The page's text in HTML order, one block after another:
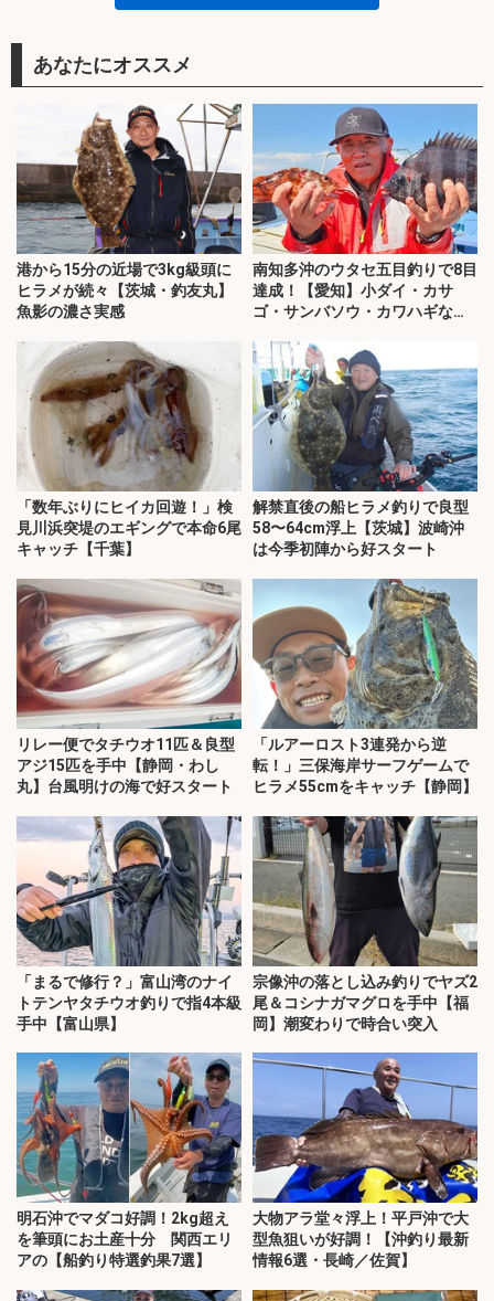
あなたにオススメ
港から15分の近場で3kg級頭に
ヒラメが続々【茨城・釣友丸】
魚影の濃さ実感
南知多沖のウタセ五目釣りで8目
達成！【愛知】小ダイ・カサ
ゴ・サンバソウ・カワハギなど
「数年ぶりにヒイカ回遊！」検
見川浜突堤のエギングで本命6尾
キャッチ【千葉】
解禁直後の船ヒラメ釣りで良型
58〜64cm浮上【茨城】波崎沖
は今季初陣から好スタート
リレー便でタチウオ11匹＆良型
アジ15匹を手中【静岡・わし
丸】台風明けの海で好スタート
「ルアーロスト3連発から逆
転！」三保海岸サーフゲームで
ヒラメ55cmをキャッチ【静岡】
「まるで修行？」富山湾のナイ
トテンヤタチウオ釣りで指4本級
手中【富山県】
宗像沖の落とし込み釣りでヤズ2
尾＆コシナガマグロを手中【福
岡】潮変わりで時合い突入
明石沖でマダコ好調！2kg超え
を筆頭にお土産十分 関西エリ
アの【船釣り特選釣果7選】
大物アラ堂々浮上！平戸沖で大
型魚狙いが好調！【沖釣り最新
情報6選・長崎／佐賀】